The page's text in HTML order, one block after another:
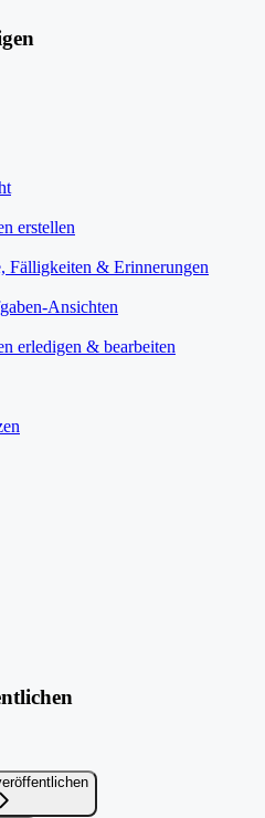
erstellen
Fälligkeiten & Erinnerungen
Ansichten
erledigen & bearbeiten